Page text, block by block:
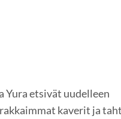
Yura etsivät uudelleen
kaverit ja